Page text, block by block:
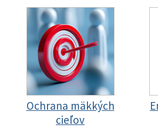
Ochrana mäkkých
cieľov